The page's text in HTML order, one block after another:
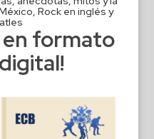
Rock en inglés y
en formato